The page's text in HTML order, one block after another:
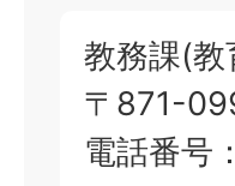
教務課(教
〒871-
電話番号